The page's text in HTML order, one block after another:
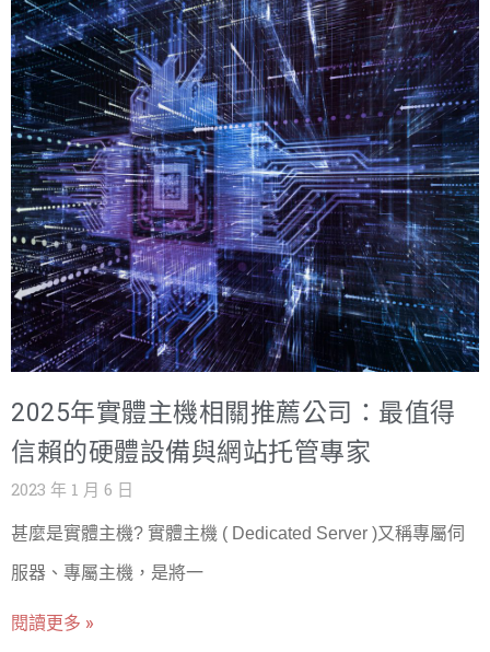
2025年實體主機相關推薦公司：最值得
信賴的硬體設備與網站托管專家
2023 年 1 月 6 日
甚麼是實體主機? 實體主機 ( Dedicated Server )又稱專屬伺
服器、專屬主機，是將一
閱讀更多 »